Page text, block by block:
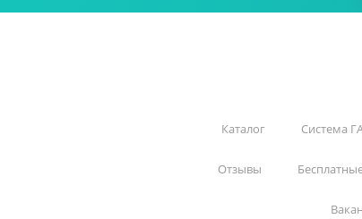
Каталог Система
Отзывы